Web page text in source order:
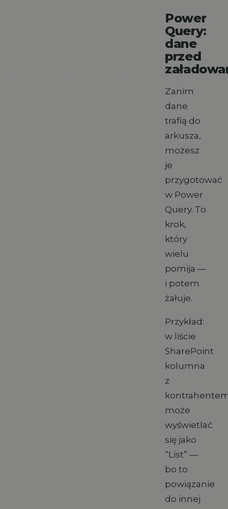
Power
Query:
dane
przed
Zanim
dane
trafią do
arkusza,
możesz
je
przygotować
w Power
Query. To
krok,
który
wielu
pomija —
i potem
żałuje.
Przykład:
w liście
SharePoint
kolumna
z
może
wyświetlać
się jako
“List” —
bo to
powiązanie
do innej